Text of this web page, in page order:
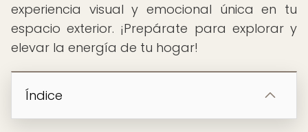
experiencia visual y emocional única en tu
espacio exterior. ¡Prepárate para explorar y
elevar la energía de tu hogar!
Índice